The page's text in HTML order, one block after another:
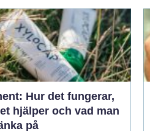
Hur det fungerar,
hjälper och vad man
på